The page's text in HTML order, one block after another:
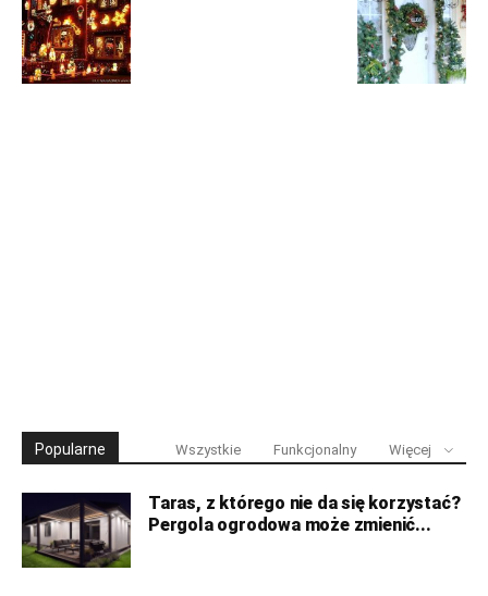
Popularne Wszystkie Funkcjonalny Więcej
Taras, z którego nie da się korzystać?
Pergola ogrodowa może zmienić...